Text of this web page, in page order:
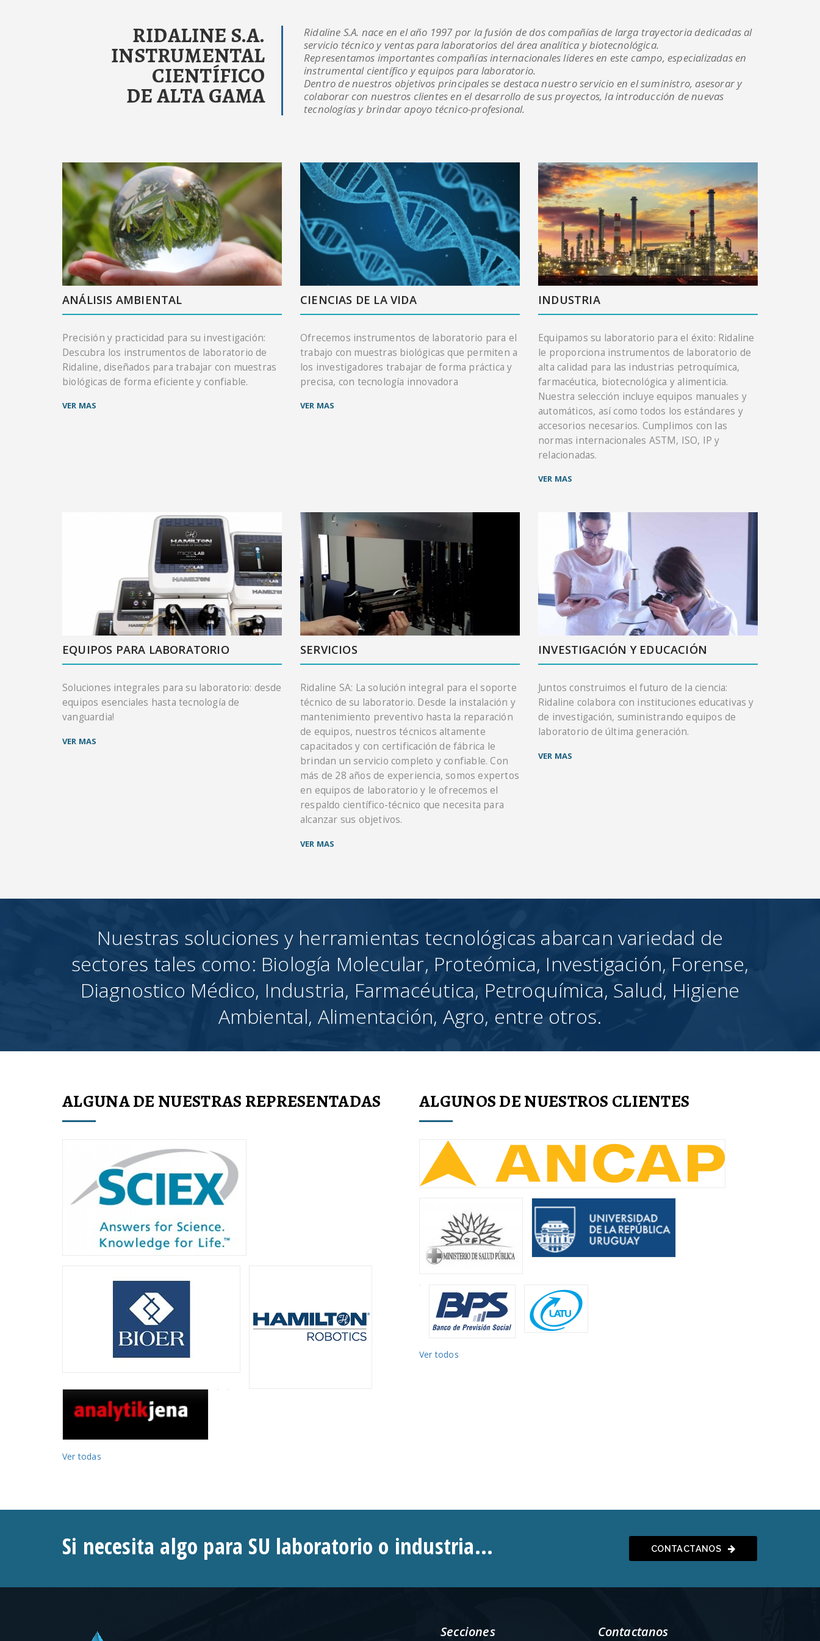
RIDALINE S.A.
INSTRUMENTAL
CIENTÍFICO
DE ALTA GAMA
Ridaline S.A. nace en el año 1997 por la fusión de dos compañías de larga trayectoria dedicadas al
servicio técnico y ventas para laboratorios del área analítica y biotecnológica.
Representamos importantes compañías internacionales líderes en este campo, especializadas en
instrumental científico y equipos para laboratorio.
Dentro de nuestros objetivos principales se destaca nuestro servicio en el suministro, asesorar y
colaborar con nuestros clientes en el desarrollo de sus proyectos, la introducción de nuevas
tecnologías y brindar apoyo técnico-profesional.
ANÁLISIS AMBIENTAL
Precisión y practicidad para su investigación:
Descubra los instrumentos de laboratorio de
Ridaline, diseñados para trabajar con muestras
biológicas de forma eficiente y confiable.
VER MAS
CIENCIAS DE LA VIDA
Ofrecemos instrumentos de laboratorio para el
trabajo con muestras biológicas que permiten a
los investigadores trabajar de forma práctica y
precisa, con tecnología innovadora
VER MAS
INDUSTRIA
Equipamos su laboratorio para el éxito: Ridaline
le proporciona instrumentos de laboratorio de
alta calidad para las industrias petroquímica,
farmacéutica, biotecnológica y alimenticia.
Nuestra selección incluye equipos manuales y
automáticos, así como todos los estándares y
accesorios necesarios. Cumplimos con las
normas internacionales ASTM, ISO, IP y
relacionadas.
VER MAS
EQUIPOS PARA LABORATORIO
Soluciones integrales para su laboratorio: desde
equipos esenciales hasta tecnología de
vanguardia!
VER MAS
SERVICIOS
Ridaline SA: La solución integral para el soporte
técnico de su laboratorio. Desde la instalación y
mantenimiento preventivo hasta la reparación
de equipos, nuestros técnicos altamente
capacitados y con certificación de fábrica le
brindan un servicio completo y confiable. Con
más de 28 años de experiencia, somos expertos
en equipos de laboratorio y le ofrecemos el
respaldo científico-técnico que necesita para
alcanzar sus objetivos.
VER MAS
INVESTIGACIÓN Y EDUCACIÓN
Juntos construimos el futuro de la ciencia:
Ridaline colabora con instituciones educativas y
de investigación, suministrando equipos de
laboratorio de última generación.
VER MAS
Nuestras soluciones y herramientas tecnológicas abarcan variedad de
sectores tales como: Biología Molecular, Proteómica, Investigación, Forense,
Diagnostico Médico, Industria, Farmacéutica, Petroquímica, Salud, Higiene
Ambiental, Alimentación, Agro, entre otros.
ALGUNA DE NUESTRAS REPRESENTADAS
Ver todas
ALGUNOS DE NUESTROS CLIENTES
Ver todos
Si necesita algo para SU laboratorio o industria... CONTACTANOS
Secciones Contactanos